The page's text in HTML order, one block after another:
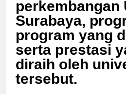
perkembangan
Surabaya,
program yang
serta prestasi
diraih oleh
tersebut.